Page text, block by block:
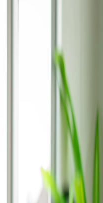
SOLICITE INFORMAÇÕES
LOGIN